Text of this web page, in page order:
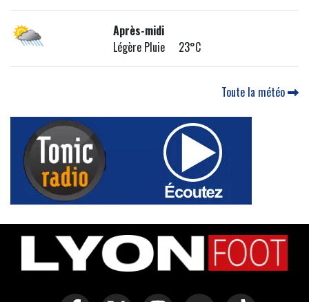
Après-midi
Légère Pluie 23°C
Toute la météo